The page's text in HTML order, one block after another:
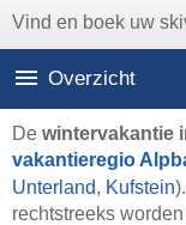
Vind en boek uw
Overzicht
De wintervakantie
vakantieregio
Unterland, Kufstein).
rechtstreeks